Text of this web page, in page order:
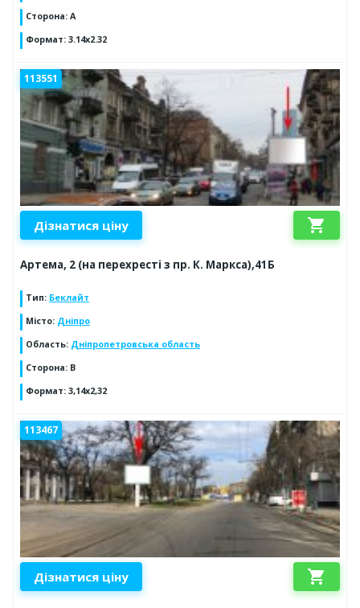
Сторона: А
Формат: 3.14х2.32
113551
Дізнатися ціну shopping_cart
Артема, 2 (на перехресті з пр. К. Маркса),41Б
Тип: Беклайт
Місто: Дніпро
Область: Дніпропетровська область
Сторона: В
Формат: 3,14х2,32
113467
Дізнатися ціну shopping_cart